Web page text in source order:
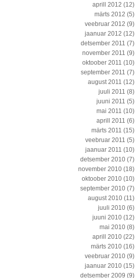
aprill 2012 (12)
märts 2012 (5)
veebruar 2012 (9)
jaanuar 2012 (12)
detsember 2011 (7)
november 2011 (9)
oktoober 2011 (10)
september 2011 (7)
august 2011 (12)
juuli 2011 (8)
juuni 2011 (5)
mai 2011 (10)
aprill 2011 (6)
märts 2011 (15)
veebruar 2011 (5)
jaanuar 2011 (10)
detsember 2010 (7)
november 2010 (18)
oktoober 2010 (10)
september 2010 (7)
august 2010 (11)
juuli 2010 (6)
juuni 2010 (12)
mai 2010 (8)
aprill 2010 (22)
märts 2010 (16)
veebruar 2010 (9)
jaanuar 2010 (15)
detsember 2009 (9)